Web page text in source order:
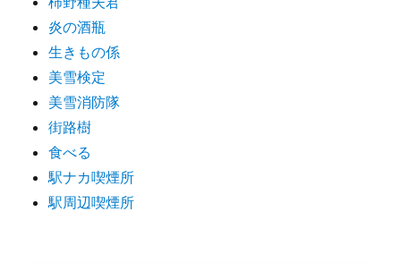
炎の酒瓶
生きもの係
美雪検定
美雪消防隊
街路樹
食べる
駅ナカ喫煙所
駅周辺喫煙所